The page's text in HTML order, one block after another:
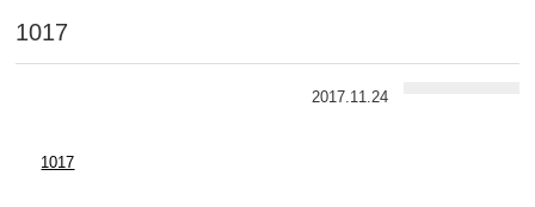
1017
2017.11.24
1017